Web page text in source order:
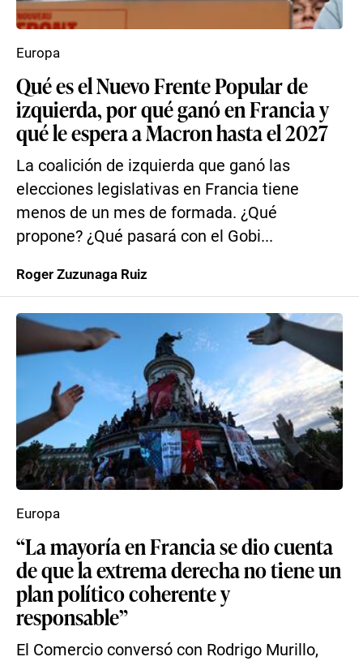
Qué es el Nuevo Frente Popular de
izquierda, por qué ganó en Francia y
qué le espera a Macron hasta el 2027
La coalición de izquierda que ganó las
elecciones legislativas en Francia tiene
menos de un mes de formada. ¿Qué
propone? ¿Qué pasará con el Gobi...
Europa
Roger Zuzunaga Ruiz
“La mayoría en Francia se dio cuenta
de que la extrema derecha no tiene un
plan político coherente y
responsable”
El Comercio conversó con Rodrigo Murillo,
Europa